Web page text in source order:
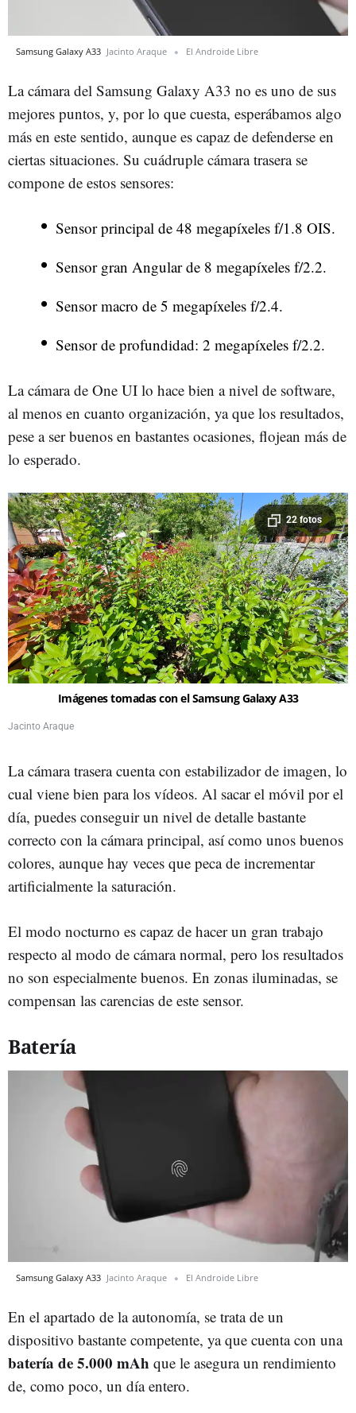
Samsung Galaxy A33 Jacinto Araque El Androide Libre
La cámara del Samsung Galaxy A33 no es uno de sus
mejores puntos, y, por lo que cuesta, esperábamos algo
más en este sentido, aunque es capaz de defenderse en
ciertas situaciones. Su cuádruple cámara trasera se
compone de estos sensores:
Sensor principal de 48 megapíxeles f/1.8 OIS.
Sensor gran Angular de 8 megapíxeles f/2.2.
Sensor macro de 5 megapíxeles f/2.4.
Sensor de profundidad: 2 megapíxeles f/2.2.
La cámara de One UI lo hace bien a nivel de software,
al menos en cuanto organización, ya que los resultados,
pese a ser buenos en bastantes ocasiones, flojean más de
lo esperado.
22 fotos
Imágenes tomadas con el Samsung Galaxy A33
Jacinto Araque
La cámara trasera cuenta con estabilizador de imagen, lo
cual viene bien para los vídeos. Al sacar el móvil por el
día, puedes conseguir un nivel de detalle bastante
correcto con la cámara principal, así como unos buenos
colores, aunque hay veces que peca de incrementar
artificialmente la saturación.
El modo nocturno es capaz de hacer un gran trabajo
respecto al modo de cámara normal, pero los resultados
no son especialmente buenos. En zonas iluminadas, se
compensan las carencias de este sensor.
Batería
Samsung Galaxy A33 Jacinto Araque El Androide Libre
En el apartado de la autonomía, se trata de un
dispositivo bastante competente, ya que cuenta con una
batería de 5.000 mAh que le asegura un rendimiento
de, como poco, un día entero.